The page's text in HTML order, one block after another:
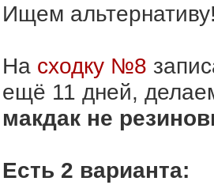
Ищем
На сходку №8
ещё 11 дней,
макдак не
Есть 2 варианта: